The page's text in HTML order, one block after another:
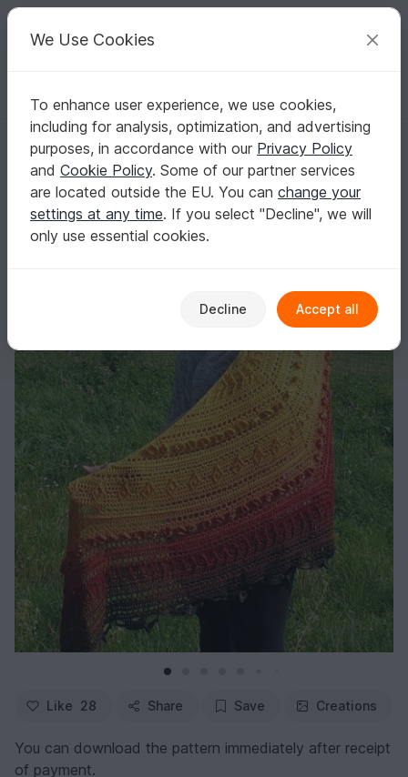
Your creative ideas
English | US $ (USD) Log in Register for free
Homepage Crochet Shawls Triangle shawls
African Witch
African Witch
Like 28 Share Save Creations
You can download the pattern immediately after receipt
of payment.
We Use Cookies
To enhance user experience, we use cookies,
including for analysis, optimization, and advertising
purposes, in accordance with our Privacy Policy
and Cookie Policy. Some of our partner services
are located outside the EU. You can change your
settings at any time. If you select "Decline", we will
only use essential cookies.
Decline Accept all